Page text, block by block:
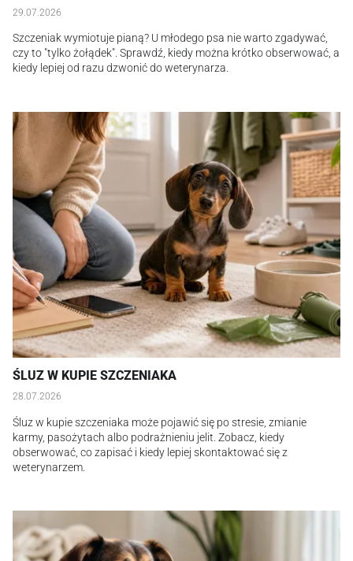
29.07.2026
Szczeniak wymiotuje pianą? U młodego psa nie warto zgadywać,
czy to "tylko żołądek". Sprawdź, kiedy można krótko obserwować, a
kiedy lepiej od razu dzwonić do weterynarza.
ŚLUZ W KUPIE SZCZENIAKA
28.07.2026
Śluz w kupie szczeniaka może pojawić się po stresie, zmianie
karmy, pasożytach albo podrażnieniu jelit. Zobacz, kiedy
obserwować, co zapisać i kiedy lepiej skontaktować się z
weterynarzem.